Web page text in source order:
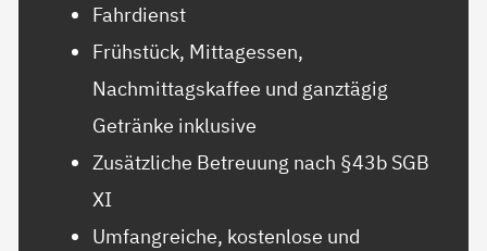
Fahrdienst
Frühstück, Mittagessen,
Nachmittagskaffee und ganztägig
Getränke inklusive
Zusätzliche Betreuung nach §43b SGB
XI
Umfangreiche, kostenlose und